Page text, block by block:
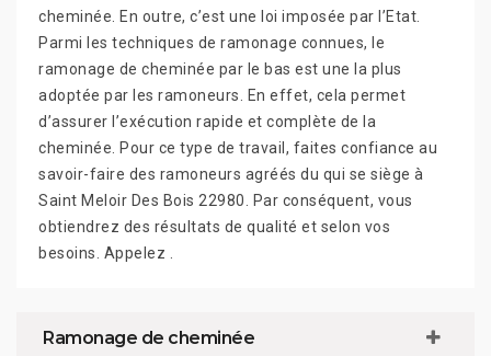
cheminée. En outre, c’est une loi imposée par l’Etat.
Parmi les techniques de ramonage connues, le
ramonage de cheminée par le bas est une la plus
adoptée par les ramoneurs. En effet, cela permet
d’assurer l’exécution rapide et complète de la
cheminée. Pour ce type de travail, faites confiance au
savoir-faire des ramoneurs agréés du qui se siège à
Saint Meloir Des Bois 22980. Par conséquent, vous
obtiendrez des résultats de qualité et selon vos
besoins. Appelez .
Ramonage de cheminée